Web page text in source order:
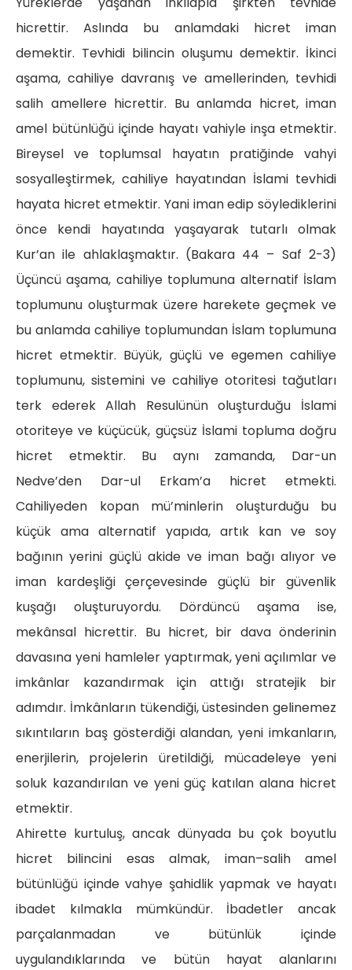
hicrettir. Aslında bu anlamdaki hicret iman
demektir. Tevhidi bilincin oluşumu demektir. İkinci
aşama, cahiliye davranış ve amellerinden, tevhidi
salih amellere hicrettir. Bu anlamda hicret, iman
amel bütünlüğü içinde hayatı vahiyle inşa etmektir.
Bireysel ve toplumsal hayatın pratiğinde vahyi
sosyalleştirmek, cahiliye hayatından İslami tevhidi
hayata hicret etmektir. Yani iman edip söylediklerini
önce kendi hayatında yaşayarak tutarlı olmak
Kur’an ile ahlaklaşmaktır. (Bakara 44 – Saf 2-3)
Üçüncü aşama, cahiliye toplumuna alternatif İslam
toplumunu oluşturmak üzere harekete geçmek ve
bu anlamda cahiliye toplumundan İslam toplumuna
hicret etmektir. Büyük, güçlü ve egemen cahiliye
toplumunu, sistemini ve cahiliye otoritesi tağutları
terk ederek Allah Resulünün oluşturduğu İslami
otoriteye ve küçücük, güçsüz İslami topluma doğru
hicret etmektir. Bu aynı zamanda, Dar-un
Nedve’den Dar-ul Erkam’a hicret etmekti.
Cahiliyeden kopan mü’minlerin oluşturduğu bu
küçük ama alternatif yapıda, artık kan ve soy
bağının yerini güçlü akide ve iman bağı alıyor ve
iman kardeşliği çerçevesinde güçlü bir güvenlik
kuşağı oluşturuyordu. Dördüncü aşama ise,
mekânsal hicrettir. Bu hicret, bir dava önderinin
davasına yeni hamleler yaptırmak, yeni açılımlar ve
imkânlar kazandırmak için attığı stratejik bir
adımdır. İmkânların tükendiği, üstesinden gelinemez
sıkıntıların baş gösterdiği alandan, yeni imkanların,
enerjilerin, projelerin üretildiği, mücadeleye yeni
soluk kazandırılan ve yeni güç katılan alana hicret
etmektir.
Ahirette kurtuluş, ancak dünyada bu çok boyutlu
hicret bilincini esas almak, iman–salih amel
bütünlüğü içinde vahye şahidlik yapmak ve hayatı
ibadet kılmakla mümkündür. İbadetler ancak
parçalanmadan ve bütünlük içinde
uygulandıklarında ve bütün hayat alanlarını